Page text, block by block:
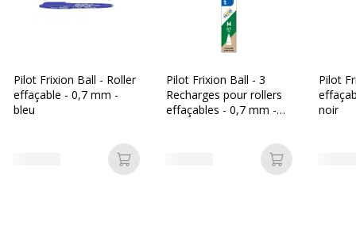
Pilot Frixion Ball - Roller
effaçable - 0,7 mm -
bleu
Ajouter au panier
Pilot Frixion Ball - 3
Recharges pour rollers
effaçables - 0,7 mm -
Ajouter au
Pilot
noir